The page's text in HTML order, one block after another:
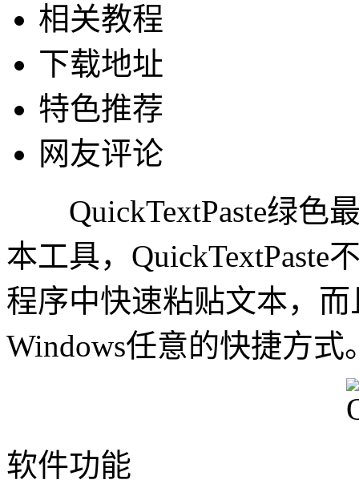
相关教程
下载地址
特色推荐
网友评论
QuickTextPaste绿色
本工具，QuickTextPaste
程序中快速粘贴文本，而
Windows任意的快捷方式
软件功能